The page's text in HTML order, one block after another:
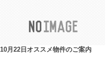
10月22日オススメ物件のご案内